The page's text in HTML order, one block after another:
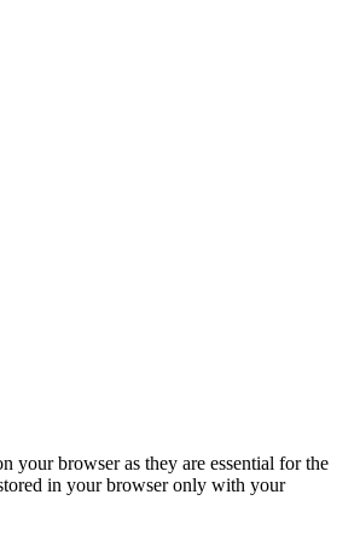
your browser as they are essential for the
in your browser only with your